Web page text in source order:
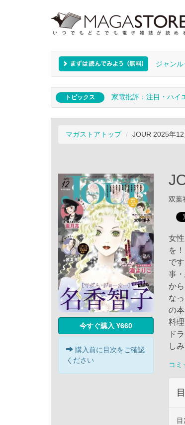
ジャンル
トピックス 家電批評：注目・ハイ
マガストアトップ JOUR 2025年
今すぐ購入 ¥660
購入前に目次をご確認
ください
双葉
女
を
で
事
か
な
の
料
ド
し
コミ